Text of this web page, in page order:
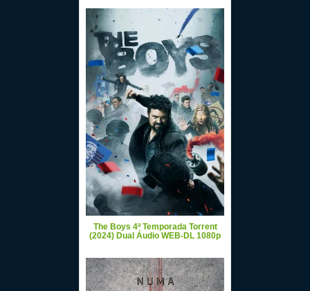
The Boys 4ª Temporada Torrent
(2024) Dual Áudio WEB-DL 1080p